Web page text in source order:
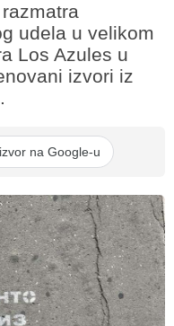
udela u velikom
Los Azules u
izvori iz
na Google-u